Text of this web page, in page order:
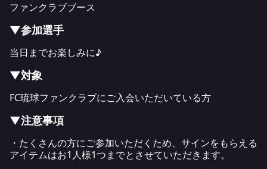
ファンクラブブース
▼参加選手
当日までお楽しみに♪
▼対象
FC琉球ファンクラブにご入会いただいている方
▼注意事項
・たくさんの方にご参加いただくため、サインをもらえる
アイテムはお1人様1つまでとさせていただきます。